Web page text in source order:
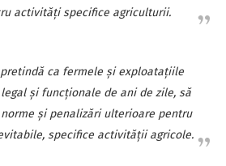
activităţi specifice agriculturii.
ca fermele şi exploataţiile
şi funcţionale de ani de zile, să
şi penalizări ulterioare pentru
specifice activităţii agricole.